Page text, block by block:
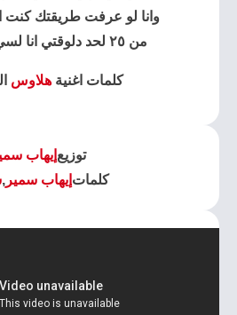
وانا لو عرفت طريقتك كنت
من ٢٥ لحد دلوقتي انا لسي جوه الازمه
كلمات اغنيةهلاوس
توزيع إيهاب
كلمات إيهاب سمير,